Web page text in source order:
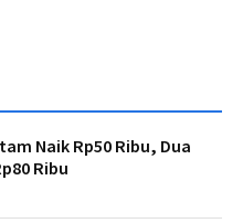
Naik Rp50 Ribu, Dua
Ribu